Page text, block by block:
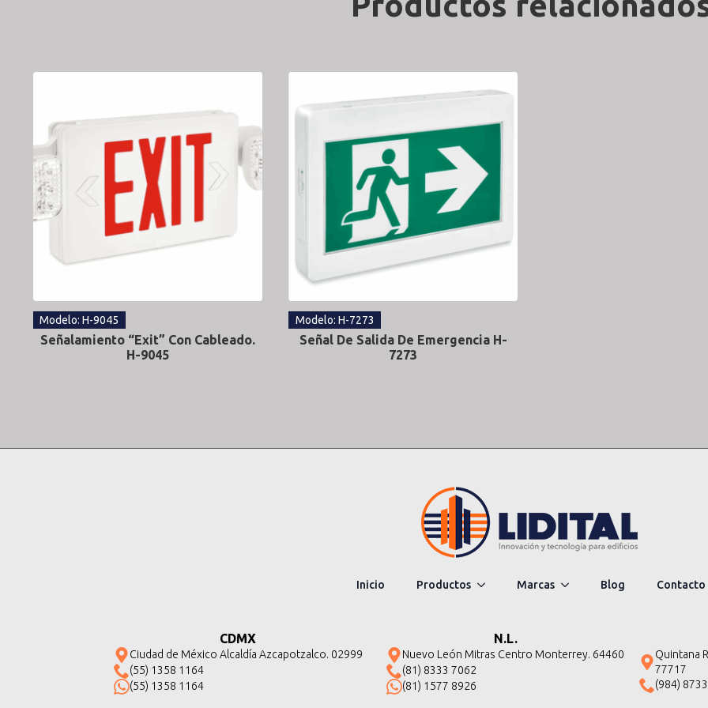
Modelo: H-9045
Señalamiento “Exit” Con Cableado.
H-9045
Modelo: H-7273
Señal De Salida De Emergencia H-
7273
Inicio Productos Marcas Blog Contacto
CDMX
Ciudad de México Alcaldía Azcapotzalco. 02999
(55) 1358 1164
(55) 1358 1164
N.L.
Nuevo León Mitras Centro Monterrey. 64460
(81) 8333 7062
(81) 1577 8926
Quintana
77717
(984)